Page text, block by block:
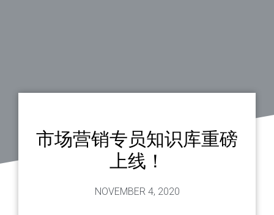
市场营销专员知识库重磅
上线！
NOVEMBER 4, 2020